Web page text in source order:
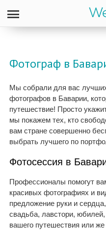
Фотограф в
Мы собрали для вас
фотографов в Баварии,
путешествие! Просто
мы покажем тех, кто
вам стране совершенно
выбрать лучшего по
Фотосессия в
Профессионалы помогут
красивых фотографиях и
предложение руки и
свадьба, лавстори,
вашего путешествия или